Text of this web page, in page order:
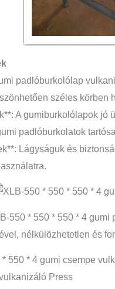
padlóburkolólap
széles körben
A gumiburkolólapok jó
padlóburkolatok
Lágyságuk és
550 * 550 * 550 * 4
nélkülözhetetlen és